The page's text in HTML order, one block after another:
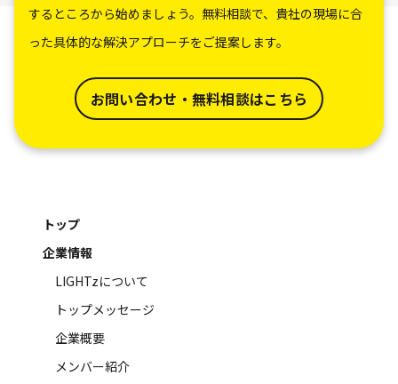
するところから始めましょう。無料相談で、貴社の現場に合
った具体的な解決アプローチをご提案します。
お問い合わせ・無料相談はこちら
トップ
企業情報
LIGHTzについて
トップメッセージ
企業概要
メンバー紹介